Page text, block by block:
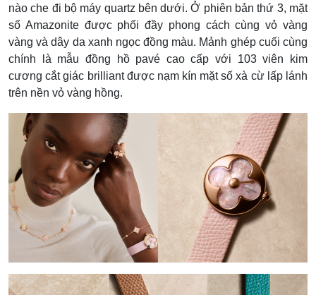
nào che đi bộ máy quartz bên dưới. Ở phiên bản thứ 3, mặt
số Amazonite được phối đầy phong cách cùng vỏ vàng
vàng và dây da xanh ngọc đồng màu. Mảnh ghép cuối cùng
chính là mẫu đồng hồ pavé cao cấp với 103 viên kim
cương cắt giác brilliant được nạm kín mặt số xà cừ lấp lánh
trên nền vỏ vàng hồng.